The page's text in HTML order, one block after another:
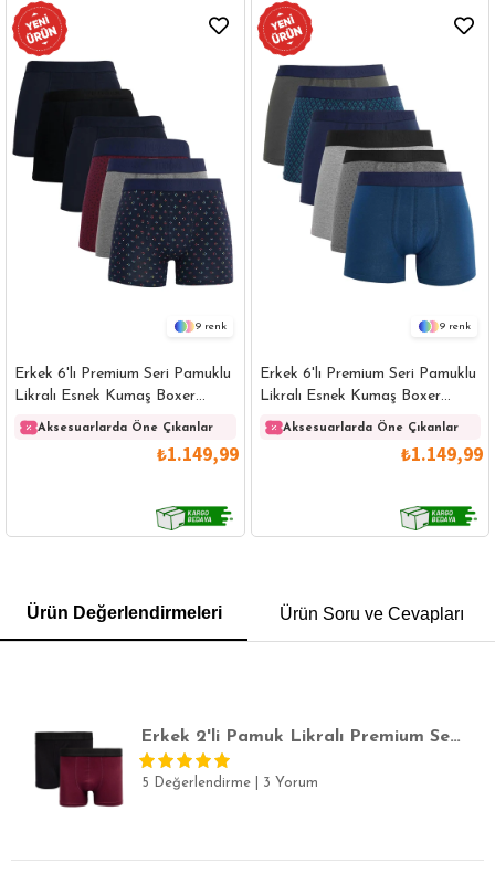
9
Erkek 6'lı Premium Seri Pamuklu
Likralı Esnek Kumaş Boxer
(Damat Bohçası Çeyiz Seti)
Aksesuarlarda Öne Çıkanlar
₺1.149,99
9
Erkek 6'lı Premium Seri Pamuklu
Likralı Esnek Kumaş Boxer
(Damat Bohçası Çeyiz Seti)
Aksesuarlarda Öne Çıkanlar
₺1.149,99
POLO YAKA T-SHIRT KEMER BOXER
Ürün Değerlendirmeleri Ürün Soru ve Cevapları
Erkek 2'li Pamuk Likralı Premium Seri Esnek Kumaş Boxer
5 Değerlendirme 3 Yorum